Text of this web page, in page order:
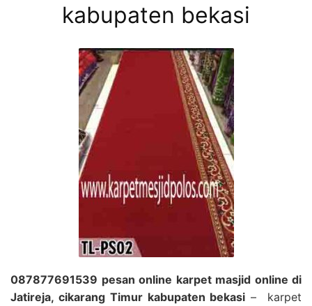
kabupaten bekasi
087877691539 pesan online karpet masjid online di
Jatireja, cikarang Timur kabupaten bekasi – karpet